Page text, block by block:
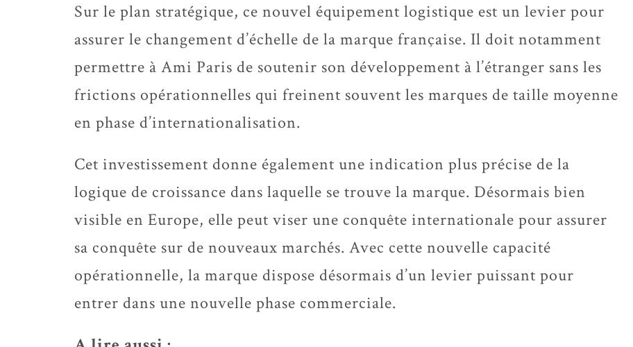
Sur le plan stratégique, ce nouvel équipement logistique est un levier pour
assurer le changement d’échelle de la marque française. Il doit notamment
permettre à Ami Paris de soutenir son développement à l’étranger sans les
frictions opérationnelles qui freinent souvent les marques de taille moyenne
en phase d’internationalisation.
Cet investissement donne également une indication plus précise de la
logique de croissance dans laquelle se trouve la marque. Désormais bien
visible en Europe, elle peut viser une conquête internationale pour assurer
sa conquête sur de nouveaux marchés. Avec cette nouvelle capacité
opérationnelle, la marque dispose désormais d’un levier puissant pour
entrer dans une nouvelle phase commerciale.